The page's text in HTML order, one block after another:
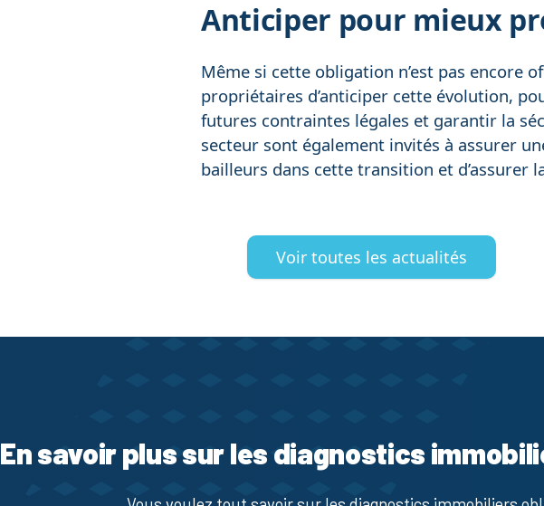
Anticiper pour mieux
Même si cette obligation n’est pas encore
propriétaires d’anticiper cette évolution,
futures contraintes légales et garantir la
secteur sont également invités à assurer
bailleurs dans cette transition et d’assurer
Voir toutes les actualités
En savoir plus sur les diagnostics